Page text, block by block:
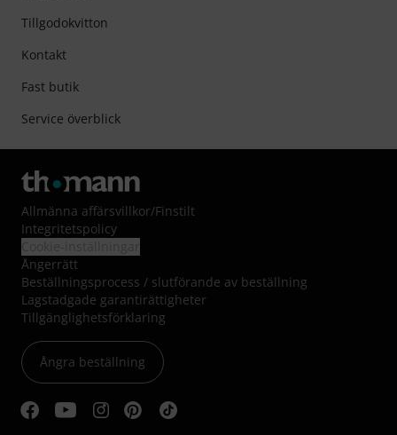
Tillgodokvitton
Kontakt
Fast butik
Service överblick
Allmänna affärsvillkor/Finstilt
Integritetspolicy
Ångerrätt
Beställningsprocess / slutförande av beställning
Lagstadgade garantirättigheter
Tillgänglighetsförklaring
Ångra beställning